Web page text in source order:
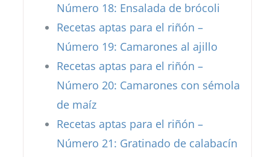
Número 18: Ensalada de brócoli
Recetas aptas para el riñón –
Número 19: Camarones al ajillo
Recetas aptas para el riñón –
Número 20: Camarones con sémola
de maíz
Recetas aptas para el riñón –
Número 21: Gratinado de calabacín